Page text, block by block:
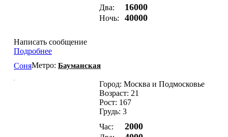
Два: 16000
Ночь: 40000
Написать сообщение
Подробнее
СоняМетро: Бауманская
Город: Москва и Подмосковье
Возраст: 21
Рост: 167
Грудь: 3
Час:
2000